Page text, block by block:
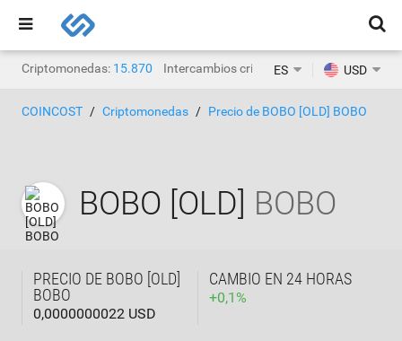
Criptomonedas: 15.870 Intercambios criptográficos: 1468
ES USD
COINCOST Criptomonedas Precio de BOBO [OLD] BOBO
BOBO [OLD] BOBO
PRECIO DE BOBO [OLD]
BOBO
0,0000000022 USD
CAMBIO EN 24 HORAS
+0,1%